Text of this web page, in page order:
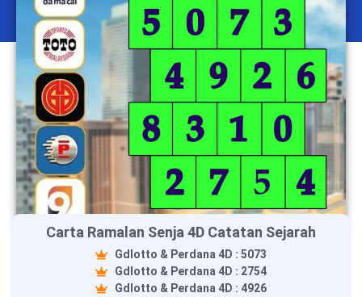
Carta Ramalan Senja 4D Catatan Sejarah
Gdlotto & Perdana 4D : 5073
Gdlotto & Perdana 4D : 2754
Gdlotto & Perdana 4D : 4926